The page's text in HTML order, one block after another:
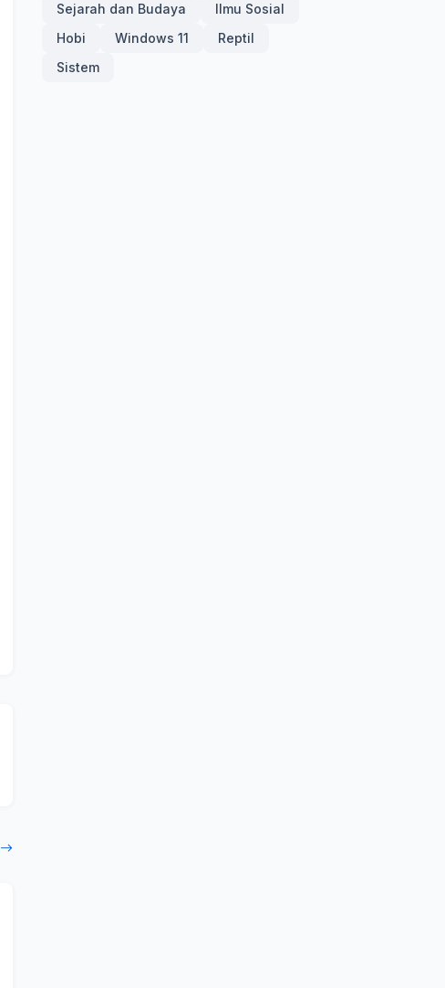
Sejarah dan Budaya
Ilmu Sosial
Hobi
Windows 11
Reptil
Sistem